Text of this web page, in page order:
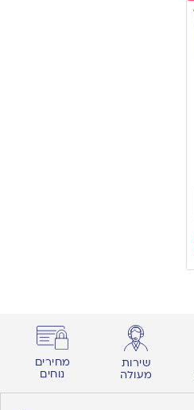
שירות
מעולה
מחירים
נוחים